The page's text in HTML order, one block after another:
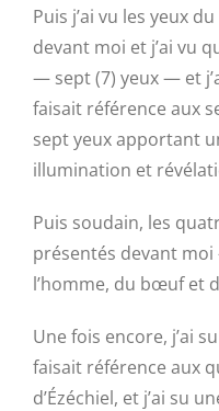
Puis j’ai vu les yeux
devant moi et j’ai vu
— sept (7) yeux — et
faisait référence aux
sept yeux apportant
illumination et
Puis soudain, les
présentés devant moi
l’homme, du bœuf et
Une fois encore, j’ai
faisait référence aux
d’Ézéchiel, et j’ai su